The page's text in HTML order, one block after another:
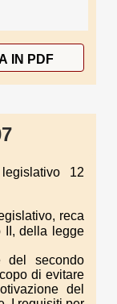
IN PDF
12
reca
II, della legge
del secondo
di evitare
del